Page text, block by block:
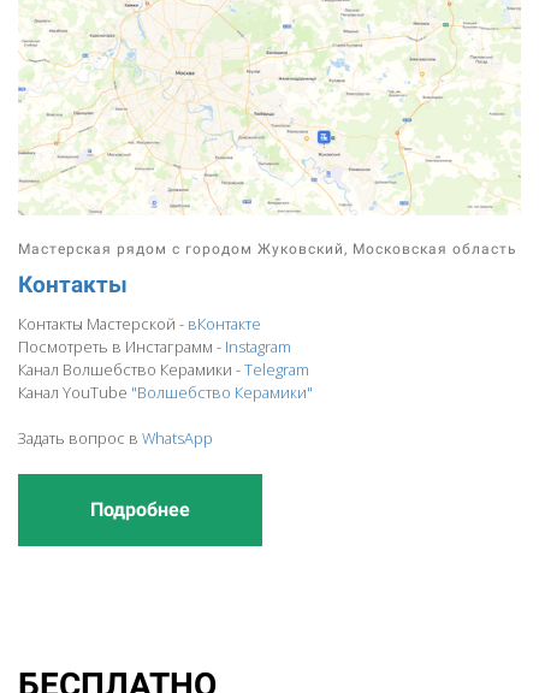
Мастерская рядом с городом Жуковский, Московская область
Контакты
Контакты Мастерской - вКонтакте
Посмотреть в Инстаграмм - Instagram
Канал Волшебство Керамики -Telegram
Канал YouTube "Волшебство Керамики"
Задать вопрос в WhatsApp
Подробнее